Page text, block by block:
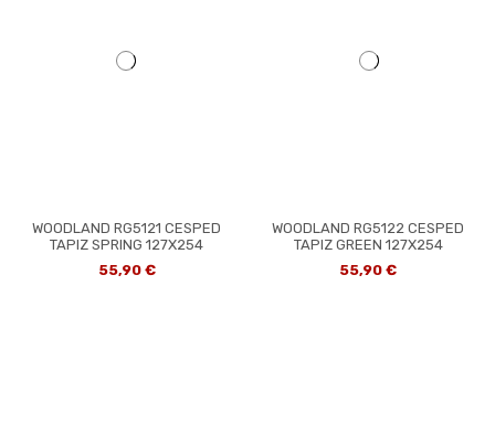
WOODLAND RG5121 CESPED
TAPIZ SPRING 127X254
55,90 €
WOODLAND RG5122 CESPED
TAPIZ GREEN 127X254
55,90 €